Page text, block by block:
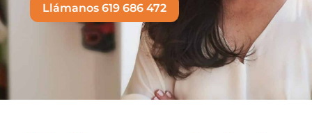
Llámanos 619 686 472